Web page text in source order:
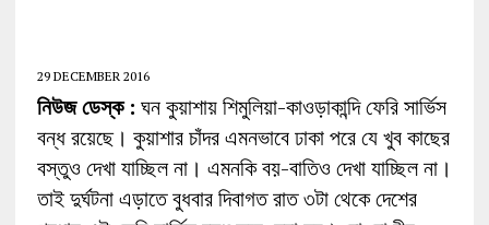
29 DECEMBER 2016
নিউজ ডেস্ক : ঘন কুয়াশায় শিমুলিয়া-কাওড়াকান্দি ফেরি সার্ভিস
বন্ধ রয়েছে। কুয়াশার চাঁদর এমনভাবে ঢাকা পরে যে খুব কাছের
বস্তুও দেখা যাচ্ছিল না। এমনকি বয়-বাতিও দেখা যাচ্ছিল না।
তাই দুর্ঘটনা এড়াতে বুধবার দিবাগত রাত ৩টা থেকে দেশের